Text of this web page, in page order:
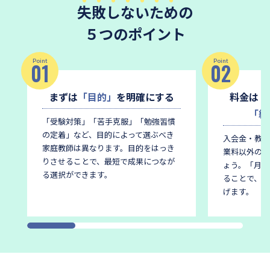
失敗しないための
５つのポイント
Point
01
まずは 「目的」 を明確にする
「受験対策」「苦手克服」「勉強習慣
の定着」など、目的によって選ぶべき
家庭教師は異なります。 目的をはっき
りさせることで、最短で成果につなが
る選択ができます。
Point
02
料金は
「
入会金・教
業料以外の
ょう。
「月
ることで、
げます。